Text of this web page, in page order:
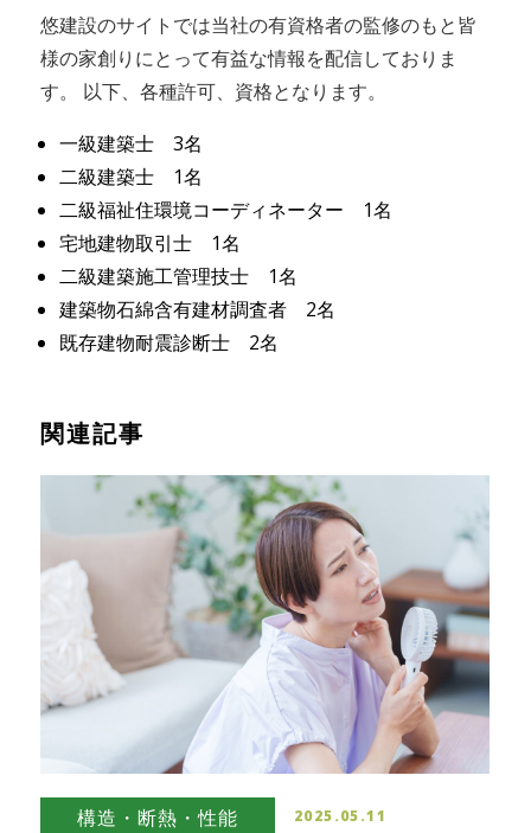
悠建設のサイトでは当社の有資格者の監修のもと皆
様の家創りにとって有益な情報を配信しておりま
す。 以下、各種許可、資格となります。
一級建築士 3名
二級建築士 1名
二級福祉住環境コーディネーター 1名
宅地建物取引士 1名
二級建築施工管理技士 1名
建築物石綿含有建材調査者 2名
既存建物耐震診断士 2名
関連記事
構造・断熱・性能 2025.05.11